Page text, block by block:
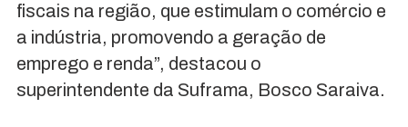
fiscais na região, que estimulam o comércio e
a indústria, promovendo a geração de
emprego e renda”, destacou o
superintendente da Suframa, Bosco Saraiva.